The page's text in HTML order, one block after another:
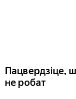
Пацвердзіце,
не робат